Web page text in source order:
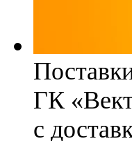
ГК
с